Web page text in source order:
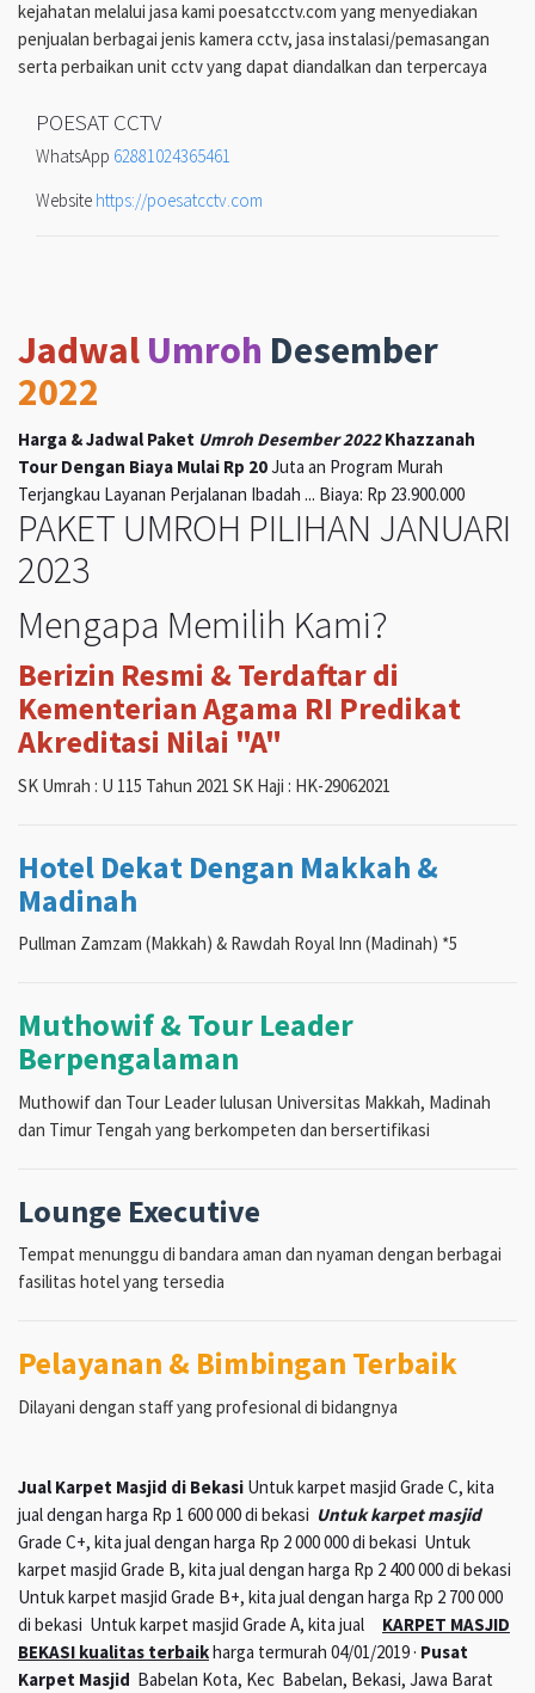
kejahatan melalui jasa kami poesatcctv.com yang menyediakan
penjualan berbagai jenis kamera cctv, jasa instalasi/pemasangan
serta perbaikan unit cctv yang dapat diandalkan dan terpercaya
POESAT CCTV
WhatsApp 62881024365461
Website https://poesatcctv.com
Jadwal Umroh Desember
2022
Harga & Jadwal Paket Umroh Desember 2022Khazzanah
Tour Dengan Biaya Mulai Rp 20Juta an Program Murah
Terjangkau Layanan Perjalanan Ibadah ... Biaya: Rp 23.900.000
PAKET UMROH PILIHAN JANUARI
2023
Mengapa Memilih Kami?
Berizin Resmi & Terdaftar di
Kementerian Agama RI Predikat
Akreditasi Nilai "A"
SK Umrah : U 115 Tahun 2021 SK Haji : HK-29062021
Hotel Dekat Dengan Makkah &
Madinah
Pullman Zamzam (Makkah) & Rawdah Royal Inn (Madinah) *5
Muthowif & Tour Leader
Berpengalaman
Muthowif dan Tour Leader lulusan Universitas Makkah, Madinah
dan Timur Tengah yang berkompeten dan bersertifikasi
Lounge Executive
Tempat menunggu di bandara aman dan nyaman dengan berbagai
fasilitas hotel yang tersedia
Pelayanan & Bimbingan Terbaik
Dilayani dengan staff yang profesional di bidangnya
Jual Karpet Masjid di Bekasi Untuk karpet masjid Grade C, kita
jual dengan harga Rp 1 600 000 di bekasi Untuk karpet masjid
Grade C+, kita jual dengan harga Rp 2 000 000 di bekasi Untuk
karpet masjid Grade B, kita jual dengan harga Rp 2 400 000 di bekasi
Untuk karpet masjid Grade B+, kita jual dengan harga Rp 2 700 000
di bekasi Untuk karpet masjid Grade A, kita jual KARPET MASJID
BEKASI kualitas terbaikharga termurah 04/01/2019 · Pusat
Karpet Masjid Babelan Kota, Kec Babelan, Bekasi, Jawa Barat